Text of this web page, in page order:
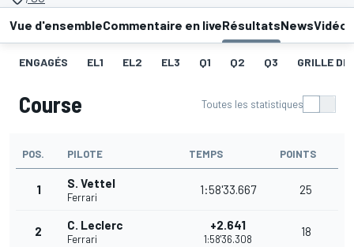
Vue d'ensembleCommentaire en liveRésultatsNewsVidéos
ENGAGÉS EL1 EL2 EL3 Q1 Q2 Q3 GRILLE DE
Course Toutes les statistiques
POS. PILOTE TEMPS POINTS
1 S. Vettel
Ferrari
1:58'33.667 25
2 C. Leclerc
Ferrari
+2.641
1:58'36.308
18